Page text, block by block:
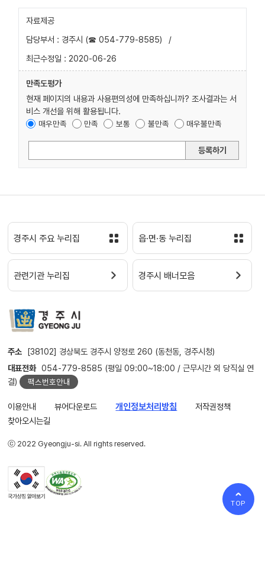
자료제공
담당부서 : 경주시 (☎ 054-779-8585)
/
최근수정일 : 2020-06-26
만족도평가
현재 페이지의 내용과 사용편의성에 만족하십니까? 조사결과는 서
비스 개선을 위해 활용됩니다.
매우만족 만족 보통 불만족 매우불만족
등록하기
경주시 주요 누리집 읍·면·동 누리집
관련기관 누리집 경주시 배너모음
주소 [38102] 경상북도 경주시 양정로 260 (동천동, 경주시청)
대표전화 054-779-8585 (평일 09:00~18:00 / 근무시간 외 당직실 연
결)
팩스번호안내
이용안내 뷰어다운로드 개인정보처리방침
저작권정책
찾아오시는길
ⓒ 2022 Gyeongju-si. All rights reserved.
TOP